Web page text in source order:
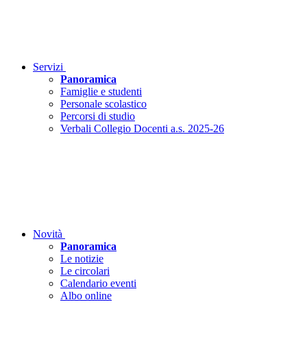
Servizi
Panoramica
Famiglie e studenti
Personale scolastico
Percorsi di studio
Verbali Collegio Docenti a.s. 2025-26
Novità
Panoramica
Le notizie
Le circolari
Calendario eventi
Albo online